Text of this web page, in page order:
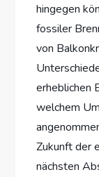
hingegen
fossiler
von
erheblichen
welchem
Zukunft der
nächsten